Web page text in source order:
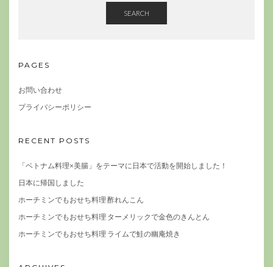
SEARCH
PAGES
お問い合わせ
プライバシーポリシー
RECENT POSTS
「ベトナム料理×美腸」をテーマに日本で活動を開始しました！
日本に帰国しました
ホーチミンでもおせち料理 酢れんこん
ホーチミンでもおせち料理 ターメリックで金色のきんとん
ホーチミンでもおせち料理 ライムで鮭の幽庵焼き